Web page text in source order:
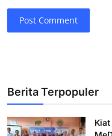
Post Comment
Berita Terpopuler